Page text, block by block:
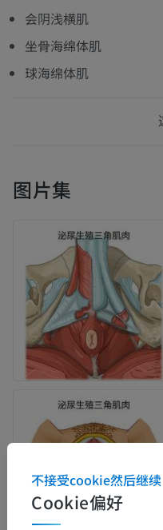
会阴浅横肌
坐骨海绵体肌
球海绵体肌
图片集
Cookie偏好
不接受cookie然后继续